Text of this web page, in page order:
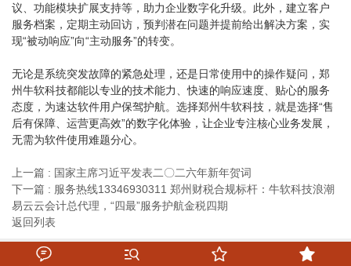
议、功能模块扩展支持等，助力企业数字化升级。此外，建立客户
服务档案，定期主动回访，预判潜在问题并提前给出解决方案，实
现“被动响应”向“主动服务”的转变。
无论是系统突发故障的紧急处理，还是日常使用中的操作疑问，郑
州牛软科技都能以专业的技术能力、快速的响应速度、贴心的服务
态度，为速达软件用户保驾护航。选择郑州牛软科技，就是选择“售
后有保障、运营更高效”的数字化体验，让企业专注核心业务发展，
无需为软件使用难题分心。
上一篇 : 国家主席习近平发表二〇二六年新年贺词
下一篇 : 服务热线13346930311 郑州财税合规标杆：牛软科技浪潮
易云云会计总代理，“四最”服务护航金税四期
返回列表
   